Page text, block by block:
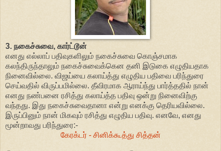
3. நகைச்சுவை, கார்ட்டூன்
எனது எல்லாப் பதிவுகளிலும் நகைச்சுவை கொஞ்சமாக
கலந்திருந்தாலும் நகைச்சுவைக்கென தனி இடுகை எழுதியதாக
நினைவில்லை. விஜய்யை கலாய்த்து எழுதிய பதிவை பரிந்துரை
செய்வதில் விருப்பமில்லை. தீவிரமாக ஆராய்ந்து பார்த்ததில் நான்
எனது நண்பனை ரசித்து கலாய்த்த பதிவு ஒன்று நினைவிற்கு
வந்தது. இது நகைச்சுவைதானா என்று எனக்கு தெரியவில்லை.
இருப்பினும் நான் மிகவும் ரசித்து எழுதிய பதிவு. எனவே, எனது
மூன்றாவது பரிந்துரை:-
கேரக்டர் - சினிக்கூத்து சித்தன்